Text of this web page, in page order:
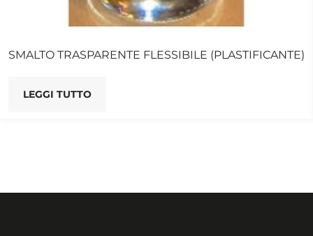
SMALTO TRASPARENTE FLESSIBILE (PLASTIFICANTE)
LEGGI TUTTO